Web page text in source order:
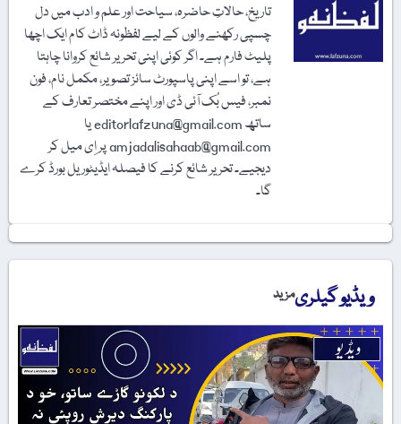
تاریخ، حالاتِ حاضرہ، سیاحت اور علم و ادب میں دل
چسپی رکھنے والوں کے لیے لفظونہ ڈاٹ کام ایک اچھا
پلیٹ فارم ہے۔ اگر کوئی اپنی تحریر شائع کروانا چاہتا
ہے، تو اسے اپنی پاسپورٹ سائز تصویر، مکمل نام، فون
نمبر، فیس بُک آئی ڈی اور اپنے مختصر تعارف کے
ساتھ editorlafzuna@gmail.com یا
amjadalisahaab@gmail.com پر اِی میل کر
دیجیے۔ تحریر شائع کرنے کا فیصلہ ایڈیٹوریل بورڈ کرے
گا۔
ویڈیو گیلریمزید